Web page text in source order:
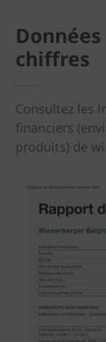
chiffres
Consultez les
financiers
produits) de